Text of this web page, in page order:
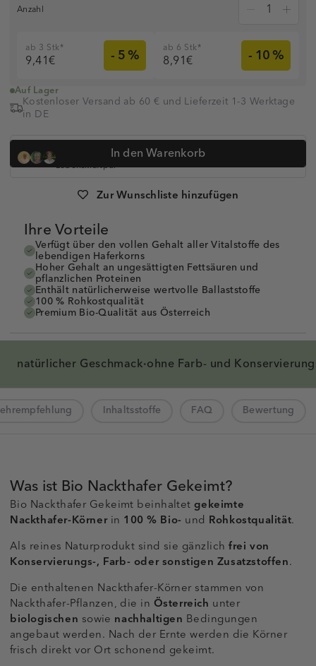
Anzahl
ab 3 Stk*
9,41€ - 5 % ab 6 Stk*
8,91€ - 10 %
Auf Lager
Kostenloser Versand ab 60 € und Lieferzeit 1-3 Werktage
in DE
In den Warenkorb
Zur Wunschliste hinzufügen
Dr. med. Simon Feldhaus, Heilpraktikerin Anna Koop, Dr.
Anne-Kathrin Huge undüber 320.000 Kunden vertrauen auf
Lebenskraftpur
Ihre Vorteile
Verfügt über den vollen Gehalt aller Vitalstoffe des
lebendigen Haferkorns
Hoher Gehalt an ungesättigten Fettsäuren und
pflanzlichen Proteinen
Enthält natürlicherweise wertvolle Ballaststoffe
100 % Rohkostqualität
Premium Bio-Qualität aus Österreich
natürlicher Geschmack·ohne Farb- und
Inhaltsstoffe FAQ Bewertung
Was ist Bio Nackthafer Gekeimt?
Bio Nackthafer Gekeimt beinhaltetgekeimte
Nackthafer-Körnerin 100 % Bio- und Rohkostqualität.
Als reines Naturprodukt sind sie gänzlich frei von
Konservierungs-, Farb- oder sonstigen Zusatzstoffen.
Die enthaltenen Nackthafer-Körner stammen von
Nackthafer-Pflanzen, die in Österreich unter
biologischen sowie nachhaltigen Bedingungen
angebaut werden. Nach der Ernte werden die Körner
frisch direkt vor Ort schonend gekeimt.